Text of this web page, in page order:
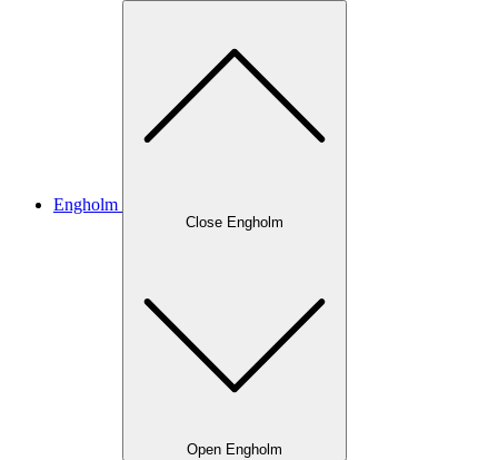
Engholm
Close Engholm
Open Engholm